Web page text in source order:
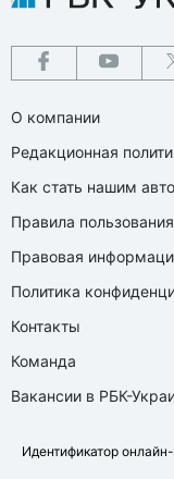
О компании
Редакционная
Как стать нашим
Правила пользования
Правовая
Политика
Контакты
Команда
Вакансии в РБК-
Идентификатор